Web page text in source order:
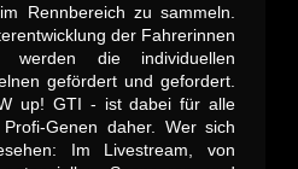
Rennbereich zu sammeln.
der Fahrerinnen
die individuellen
gefördert und gefordert.
up! GTI - ist dabei für alle
Genen daher. Wer sich
Im Livestream, von